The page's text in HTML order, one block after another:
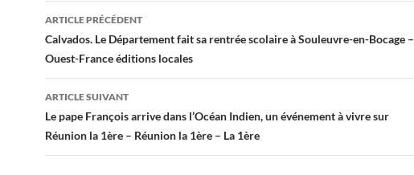
Navigation
des
articles
ARTICLE PRÉCÉDENT
Calvados. Le Département fait sa rentrée scolaire à Souleuvre-en-Bocage –
Ouest-France éditions locales
ARTICLE SUIVANT
Le pape François arrive dans l’Océan Indien, un événement à vivre sur
Réunion la 1ère – Réunion la 1ère – La 1ère